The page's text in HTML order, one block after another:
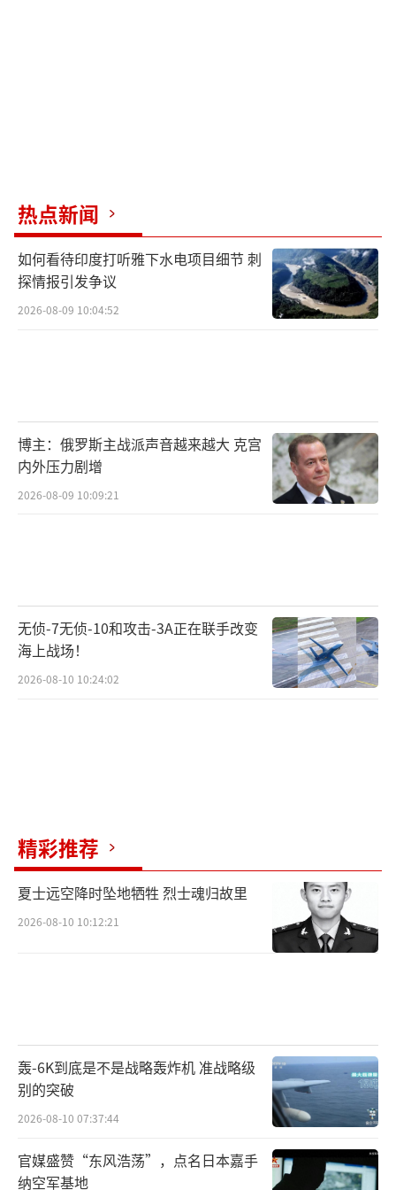
此外，普京强调，俄方不会把德国视为中
立斡旋方，理由是德国与其他西方国家一道向
乌克兰提供军事援助。
（责任编辑：张佳鑫）
热点新闻
如何看待印度打听雅下水电项目细节 刺
探情报引发争议
2026-08-09 10:04:52
博主：俄罗斯主战派声音越来越大 克宫
内外压力剧增
2026-08-09 10:09:21
无侦-7无侦-10和攻击-3A正在联手改变
海上战场！
2026-08-10 10:24:02
精彩推荐
夏士远空降时坠地牺牲 烈士魂归故里
2026-08-10 10:12:21
轰-6K到底是不是战略轰炸机 准战略级
别的突破
2026-08-10 07:37:44
官媒盛赞“东风浩荡”，点名日本嘉手
纳空军基地